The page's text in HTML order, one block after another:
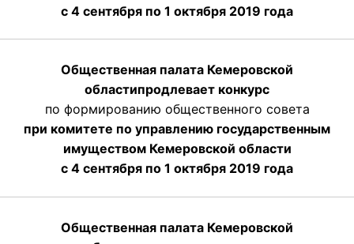
с 4 сентября по 1 октября 2019 года
Общественная палата Кемеровской
областипродлевает конкурс
по формированию общественного совета
при комитете по управлению государственным
имуществом Кемеровской области
с 4 сентября по 1 октября 2019 года
Общественная палата Кемеровской